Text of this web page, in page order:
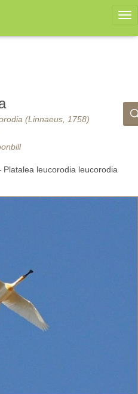
(Linnaeus, 1758)
Platalea leucorodia leucorodia